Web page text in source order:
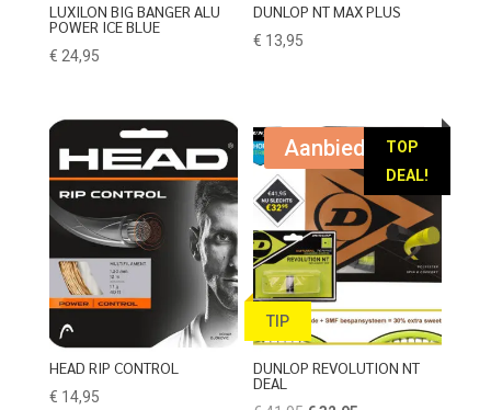
LUXILON BIG BANGER ALU
POWER ICE BLUE
€ 24,95
DUNLOP NT MAX PLUS
€ 13,95
HEAD RIP CONTROL
€ 14,95
TOP
DEAL!
TIP
Aanbieding!
DUNLOP REVOLUTION NT
DEAL